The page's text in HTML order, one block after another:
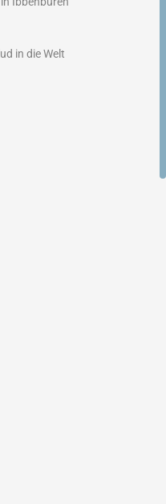
in die Welt